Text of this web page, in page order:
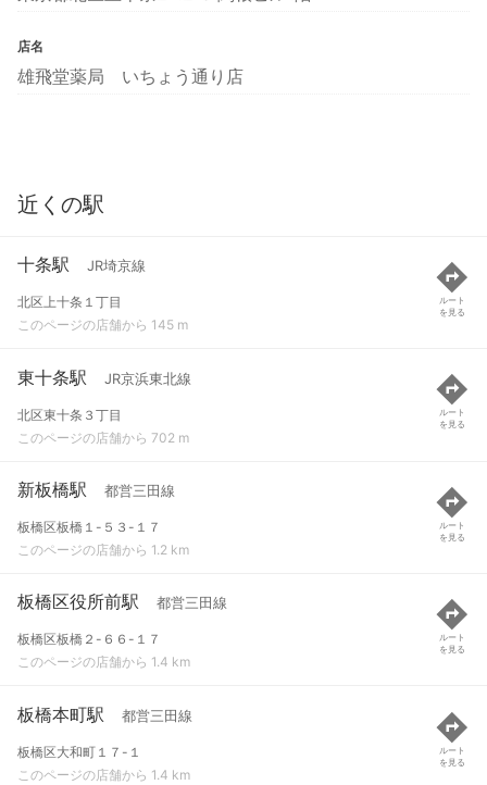
店名
雄飛堂薬局 いちょう通り店
近くの駅
十条駅 JR埼京線
北区上十条１丁目
このページの店舗から 145 m
ルート
を見る
東十条駅 JR京浜東北線
北区東十条３丁目
このページの店舗から 702 m
ルート
を見る
新板橋駅 都営三田線
板橋区板橋１-５３-１７
このページの店舗から 1.2 km
ルート
を見る
板橋区役所前駅 都営三田線
板橋区板橋２-６６-１７
このページの店舗から 1.4 km
ルート
を見る
板橋本町駅 都営三田線
板橋区大和町１７-１
このページの店舗から 1.4 km
ルート
を見る